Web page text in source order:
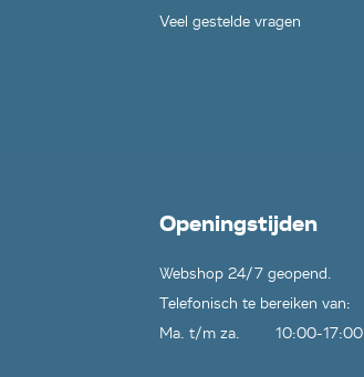
Veel gestelde vragen
Openingstijden
Webshop 24/7 geopend.
Telefonisch te bereiken van:
Ma. t/m za.
10:00-17:00